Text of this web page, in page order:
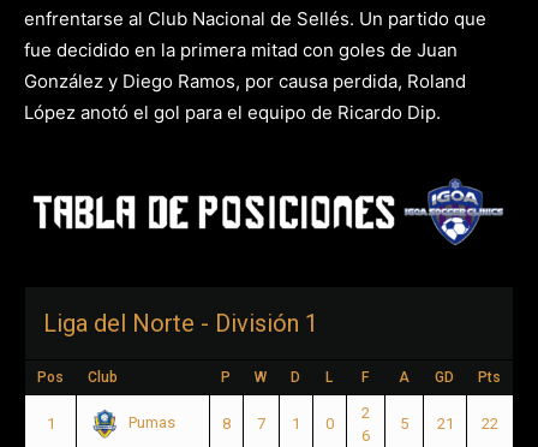
enfrentarse al Club Nacional de Sellés. Un partido que
fue decidido en la primera mitad con goles de Juan
González y Diego Ramos, por causa perdida, Roland
López anotó el gol para el equipo de Ricardo Dip.
Liga del Norte - División 1
Pos Club P W D L F A GD Pts
1 Pumas 8 7 1 0
2
6
5 21 22